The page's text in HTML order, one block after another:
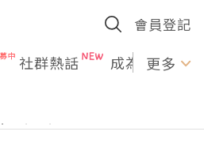
會員登記
社群熱話 成為U更多